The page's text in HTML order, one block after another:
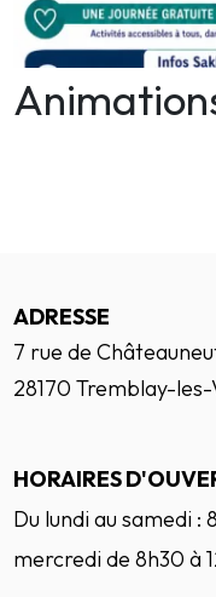
ADRESSE
7 rue de
28170 Tremblay-
HORAIRES
Du lundi au samedi :
mercredi de 8h30 à